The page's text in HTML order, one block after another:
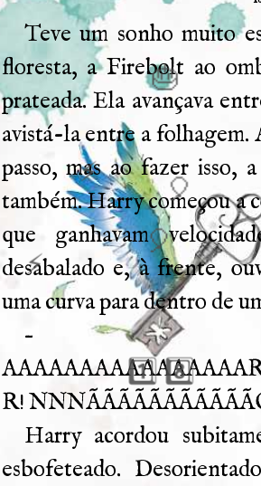
Teve um sonho muito
floresta, a Firebolt ao
prateada. Ela avançava
avistá-la entre a folhagem.
passo, mas ao fazer isso,
também. Harry começou a
que ganhavam
desabalado e, à frente,
uma curva para dentro de
–
R!
Harry acordou
esbofeteado.
🎂
🎈